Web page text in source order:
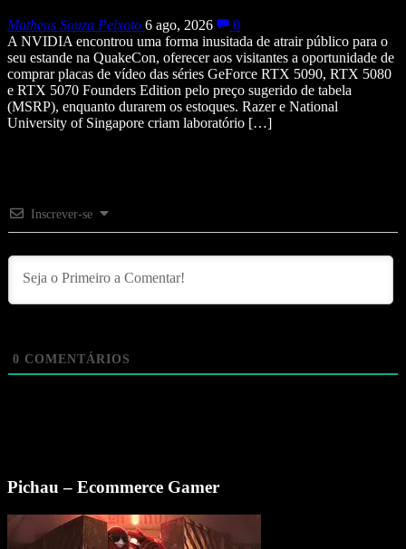
Matheus Souza Peixoto 6 ago, 2026
0
A NVIDIA encontrou uma forma inusitada de atrair público para o
seu estande na QuakeCon, oferecer aos visitantes a oportunidade de
comprar placas de vídeo das séries GeForce RTX 5090, RTX 5080
e RTX 5070 Founders Edition pelo preço sugerido de tabela
(MSRP), enquanto durarem os estoques. Razer e National
University of Singapore criam laboratório […]
Inscrever-se
0 COMENTÁRIOS
Pichau – Ecommerce Gamer